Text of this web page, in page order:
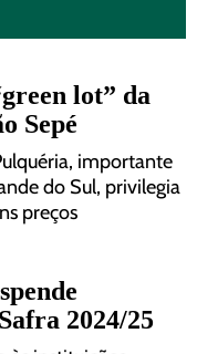
lot” da
Sepé
importante
do Sul, privilegia
preços
2024/25